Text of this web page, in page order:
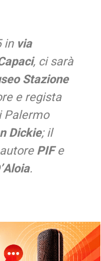
in via
, ci sarà
Stazione
e regista
Palermo
Dickie; il
PIFe
.